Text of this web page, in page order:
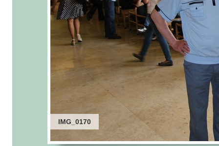
IMG_0170